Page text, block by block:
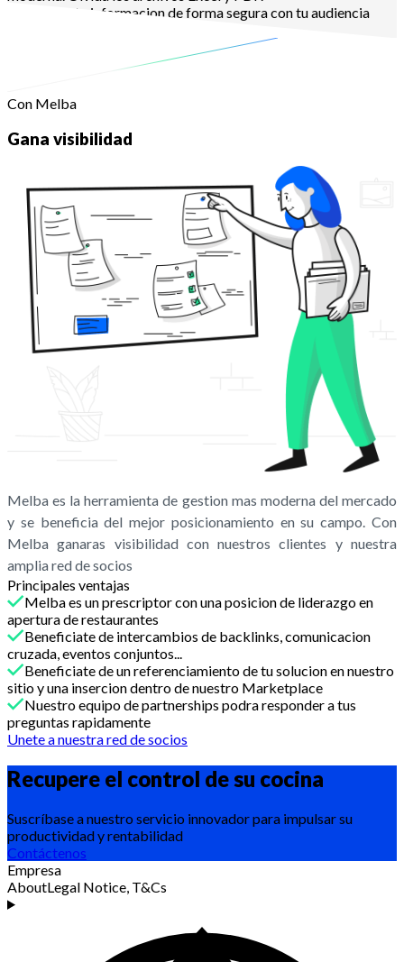
Comparte informacion de forma segura con tu audiencia
Con Melba
Gana visibilidad
Melba es la herramienta de gestion mas moderna del mercado
y se beneficia del mejor posicionamiento en su campo. Con
Melba ganaras visibilidad con nuestros clientes y nuestra
amplia red de socios
Principales ventajas
Melba es un prescriptor con una posicion de liderazgo en
apertura de restaurantes
Beneficiate de intercambios de backlinks, comunicacion
cruzada, eventos conjuntos...
Beneficiate de un referenciamiento de tu solucion en nuestro
sitio y una insercion dentro de nuestro Marketplace
Nuestro equipo de partnerships podra responder a tus
preguntas rapidamente
Unete a nuestra red de socios
Recupere el control de su cocina
Suscríbase a nuestro servicio innovador para impulsar su
productividad y rentabilidad
Contáctenos
Empresa
AboutLegal Notice, T&Cs